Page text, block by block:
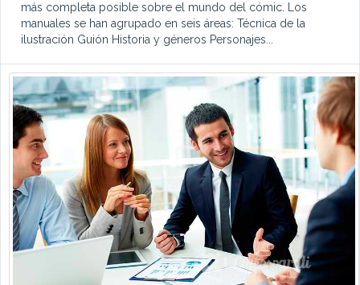
más completa posible sobre el mundo del cómic. Los
manuales se han agrupado en seis áreas: Técnica de la
ilustración Guión Historia y géneros Personajes...